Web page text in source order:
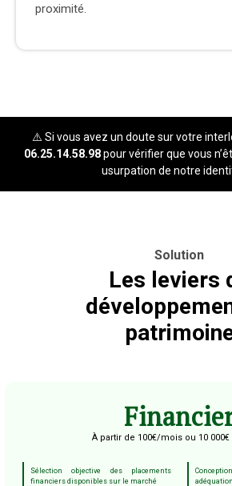
proximité.
⚠️ Si vous avez un doute sur votre
06.25.14.58.98pour vérifier que vous
usurpation de notre
Solution
Les leviers
À partir de 100€/mois ou 10
Sélection objective des placements
financiers disponibles sur le marché